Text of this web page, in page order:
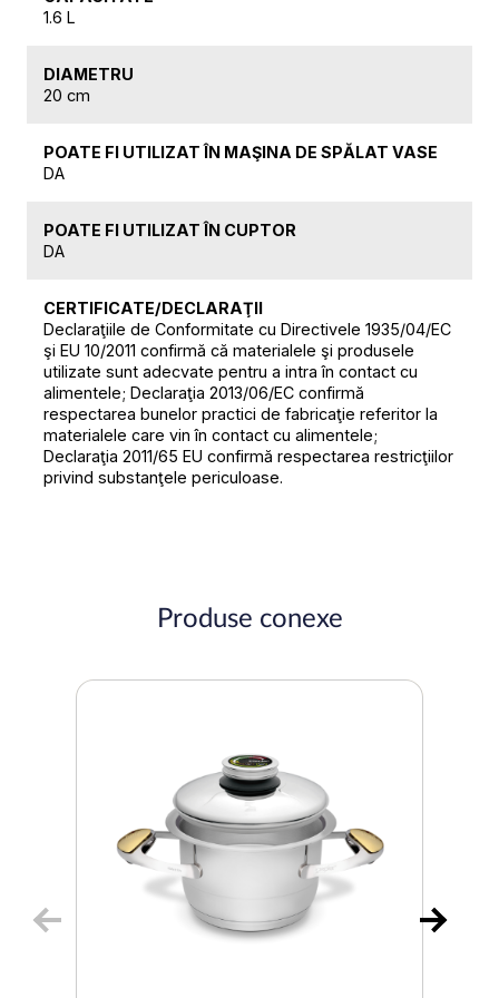
1.6 L
DIAMETRU
20 cm
POATE FI UTILIZAT ÎN MAŞINA DE SPĂLAT VASE
DA
POATE FI UTILIZAT ÎN CUPTOR
DA
CERTIFICATE/DECLARAŢII
Declaraţiile de Conformitate cu Directivele 1935/04/EC
şi EU 10/2011 confirmă că materialele şi produsele
utilizate sunt adecvate pentru a intra în contact cu
alimentele; Declaraţia 2013/06/EC confirmă
respectarea bunelor practici de fabricaţie referitor la
materialele care vin în contact cu alimentele;
Declaraţia 2011/65 EU confirmă respectarea restricţiilor
privind substanţele periculoase.
Produse conexe